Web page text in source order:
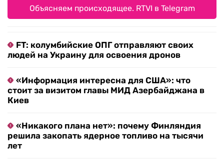
Объясняем происходящее. RTVI в Telegram
FT: колумбийские ОПГ отправляют своих
людей на Украину для освоения дронов
«Информация интересна для США»: что
стоит за визитом главы МИД Азербайджана в
Киев
«Никакого плана нет»: почему Финляндия
решила закопать ядерное топливо на тысячи
лет